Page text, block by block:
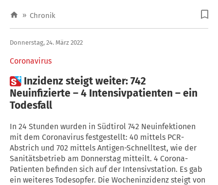
» Chronik
Coronavirus
Donnerstag, 24. März 2022
 Inzidenz steigt weiter: 742
Neuinfizierte – 4 Intensivpatienten – ein
Todesfall
In 24 Stunden wurden in Südtirol 742 Neuinfektionen
mit dem Coronavirus festgestellt: 40 mittels PCR-
Abstrich und 702 mittels Antigen-Schnelltest, wie der
Sanitätsbetrieb am Donnerstag mitteilt. 4 Corona-
Patienten befinden sich auf der Intensivstation. Es gab
ein weiteres Todesopfer. Die Wocheninzidenz steigt von